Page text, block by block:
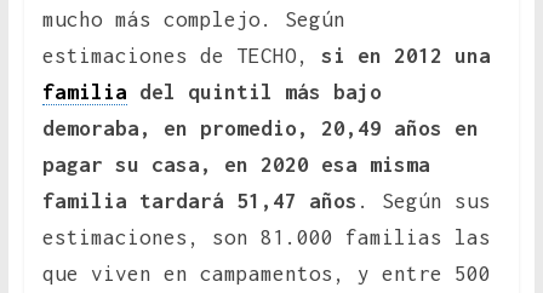
mucho más complejo. Según
estimaciones de TECHO, si en 2012 una
familia del quintil más bajo
demoraba, en promedio, 20,49 años en
pagar su casa, en 2020 esa misma
familia tardará 51,47 años . Según sus
estimaciones, son 81.000 familias las
que viven en campamentos, y entre 500